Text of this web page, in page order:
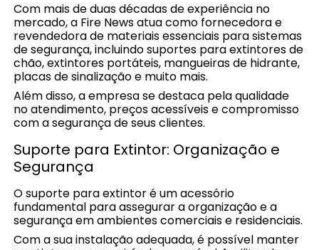
Com mais de duas décadas de experiência no
mercado, a Fire News atua como fornecedora e
revendedora de materiais essenciais para sistemas
de segurança, incluindo suportes para extintores de
chão, extintores portáteis, mangueiras de hidrante,
placas de sinalização e muito mais.
Além disso, a empresa se destaca pela qualidade
no atendimento, preços acessíveis e compromisso
com a segurança de seus clientes.
Suporte para Extintor: Organização e
Segurança
O suporte para extintor é um acessório
fundamental para assegurar a organização e a
segurança em ambientes comerciais e residenciais.
Com a sua instalação adequada, é possível manter